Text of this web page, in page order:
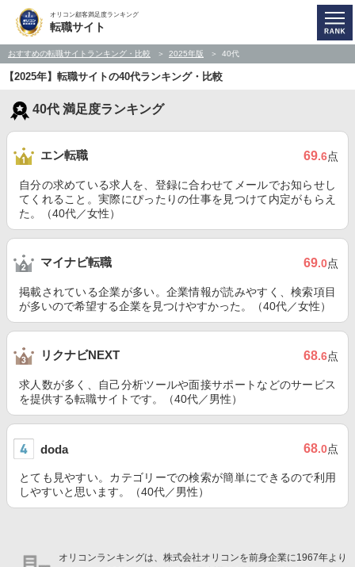
オリコン顧客満足度ランキング
転職サイト
おすすめの転職サイトランキング・比較 2025年版 40代
【2025年】転職サイトの40代ランキング・比較
40代 満足度ランキング
エン転職 69.6点
自分の求めている求人を、登録に合わせてメールでお知らせし
てくれること。実際にぴったりの仕事を見つけて内定がもらえ
た。（40代／女性）
マイナビ転職 69.0点
掲載されている企業が多い。企業情報が読みやすく、検索項目
が多いので希望する企業を見つけやすかった。（40代／女性）
リクナビNEXT 68.6点
求人数が多く、自己分析ツールや面接サポートなどのサービス
を提供する転職サイトです。（40代／男性）
doda 68.0点
とても見やすい。カテゴリーでの検索が簡単にできるので利用
しやすいと思います。（40代／男性）
オリコンランキングは、株式会社オリコンを前身企業に1967年より